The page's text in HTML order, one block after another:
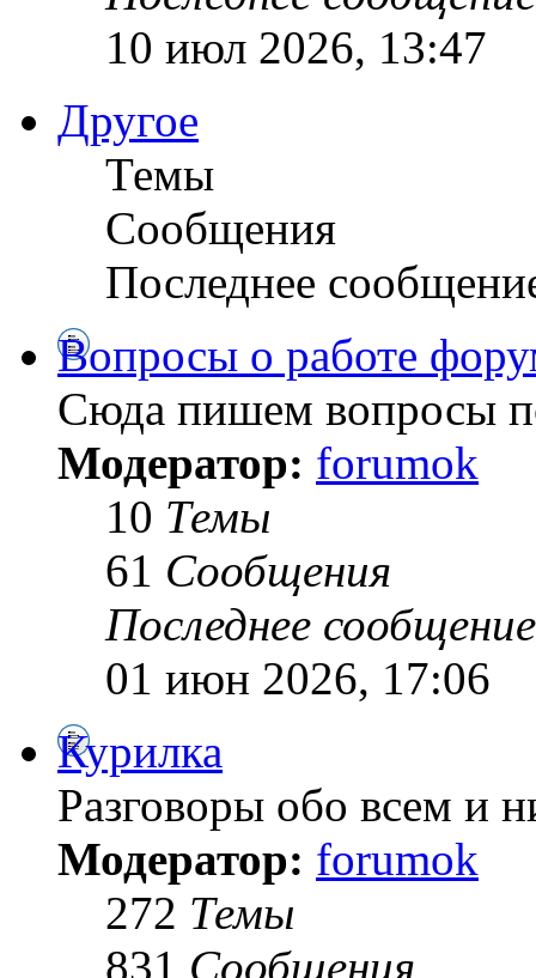
10 июл 2026, 13:47
Другое
Темы
Сообщения
Последнее
Вопросы о работе
Сюда пишем вопросы
Модератор: forumok
10 Темы
61 Сообщения
Последнее сообщение
01 июн 2026, 17:06
Курилка
Разговоры обо всем и
Модератор: forumok
272 Темы
831 Сообщения